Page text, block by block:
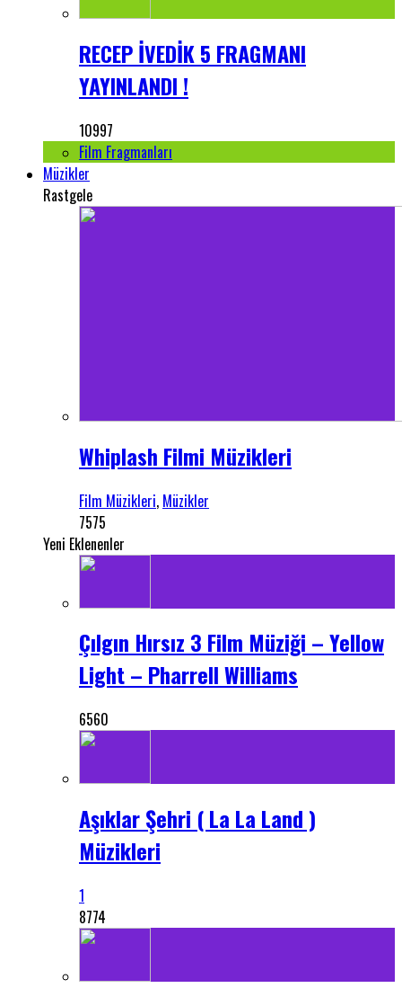
RECEP İVEDİK 5 FRAGMANI
YAYINLANDI !
10997
Film Fragmanları
Müzikler
Rastgele
Whiplash Filmi Müzikleri
Film Müzikleri, Müzikler
7575
Yeni Eklenenler
Çılgın Hırsız 3 Film Müziği – Yellow
Light – Pharrell Williams
6560
Aşıklar Şehri ( La La Land )
Müzikleri
1
8774